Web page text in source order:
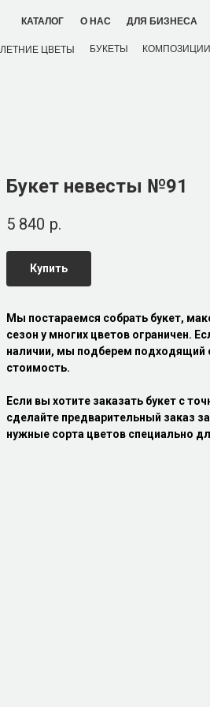
О НАС
КАТАЛОГ ДЛЯ БИЗНЕСА
БУКЕТЫ
ЛЕТНИЕ ЦВЕТЫ КОМПОЗИЦИИ
Букет невесты №91
5 840 р.
Купить
Мы постараемся собрать букет,
сезон у многих цветов ограничен.
наличии, мы подберем подходящий
стоимость.
Если вы хотите заказать букет с
сделайте предварительный заказ
нужные сорта цветов специально